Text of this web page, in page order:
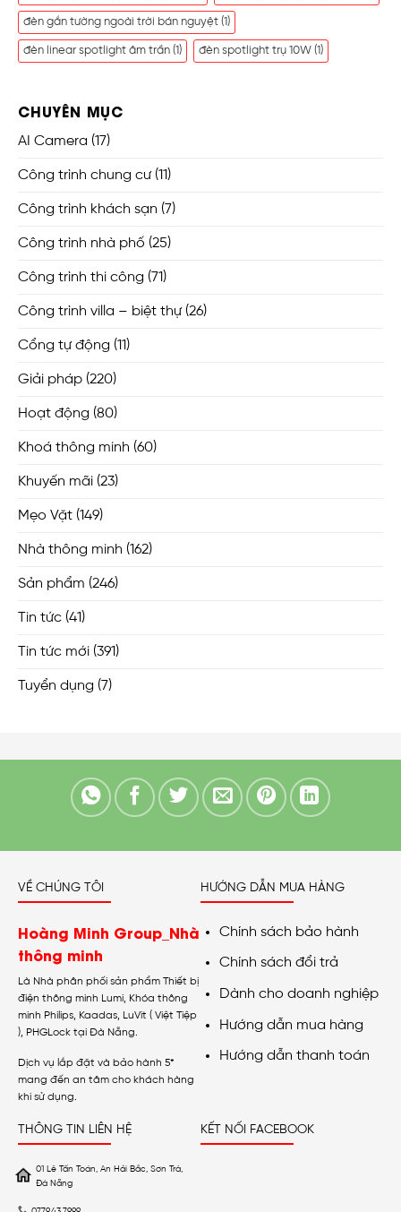
đèn gắn tường ngoài trời bán nguyệt (1)
đèn linear spotlight âm trần (1) đèn spotlight trụ 10W (1)
CHUYÊN MỤC
AI Camera (17)
Công trình chung cư(11)
Công trình khách sạn (7)
Công trình nhà phố (25)
Công trình thi công (71)
Công trình villa – biệt thự(26)
Cổng tự động (11)
Giải pháp (220)
Hoạt động (80)
Khoá thông minh (60)
Khuyến mãi (23)
Mẹo Vặt (149)
Nhà thông minh (162)
Sản phẩm (246)
Tin tức (41)
Tin tức mới (391)
Tuyển dụng (7)
VỀ CHÚNG TÔI
Hoàng Minh Group_Nhà
thông minh
Là Nhà phân phối sản phẩm Thiết bị
điện thông minh Lumi, Khóa thông
minh Philips, Kaadas, LuVit ( Việt Tiệp
), PHGLock tại Đà Nẵng.
Dịch vụ lắp đặt và bảo hành 5*
mang đến an tâm cho khách hàng
khi sử dụng.
HƯỚNG DẪN MUA HÀNG
Chính sách bảo hành
Chính sách đổi trả
Dành cho doanh nghiệp
Hướng dẫn mua hàng
Hướng dẫn thanh toán
THÔNG TIN LIÊN HỆ
01 Lê Tấn Toán, An Hải Bắc, Sơn Trà,
Đà Nẵng
KẾT NỐI FACEBOOK